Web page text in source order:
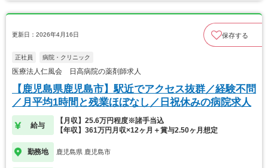
更新日：2026年4月16日 保存する
正社員 病院・クリニック
医療法人仁風会 日高病院の薬剤師求人
【鹿児島県鹿児島市】駅近でアクセス抜群／経験不問
／月平均1時間と残業ほぼなし／日祝休みの病院求人
給与
【月収】25.6万円程度※諸手当込
【年収】361万円月収×12ヶ月＋賞与2.50ヶ月想定
勤務地 鹿児島県 鹿児島市